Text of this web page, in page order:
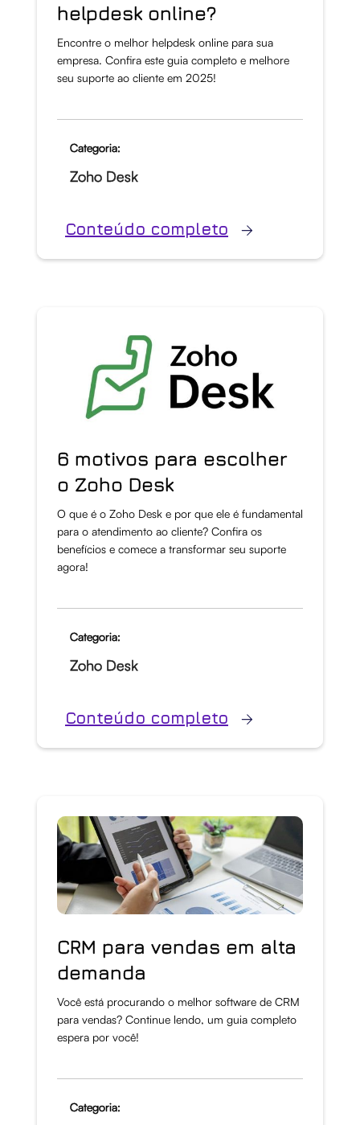
helpdesk online?
Encontre o melhor helpdesk online para sua
empresa. Confira este guia completo e melhore
seu suporte ao cliente em 2025!
Categoria:
Zoho Desk
Conteúdo completo
6 motivos para escolher
o Zoho Desk
O que é o Zoho Desk e por que ele é fundamental
para o atendimento ao cliente? Confira os
benefícios e comece a transformar seu suporte
agora!
Categoria:
Zoho Desk
Conteúdo completo
CRM para vendas em alta
demanda
Você está procurando o melhor software de CRM
para vendas? Continue lendo, um guia completo
espera por você!
Categoria: